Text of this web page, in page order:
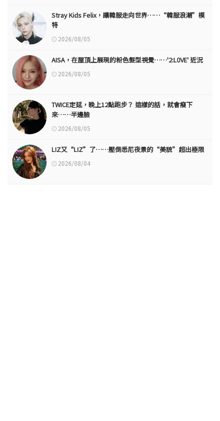
Stray Kids Felix，讓韓服走向世界……“韓服浪潮”模
特
2026/08/05
AISA，在屋頂上展現的粉色髮型視覺……'2:L0VE' 近況
2026/08/05
TWICE定延，晚上12點跑步？ 這樣的話，就會瘦下
來……半邊臉
2026/08/05
LIZ又“LIZ”了……壓倒悉尼夜景的“美貌”超出極限
2026/08/04